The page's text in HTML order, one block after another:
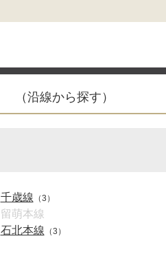
（沿線から探す）
千歳線 （3）
留萌本線
石北本線 （3）